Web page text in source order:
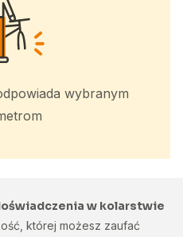
wybranym
w kolarstwie
której możesz zaufać